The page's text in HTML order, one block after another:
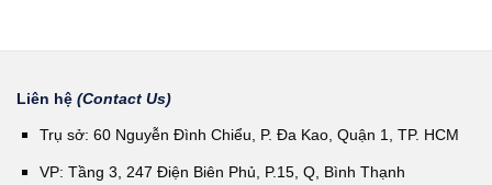
Liên hệ (Contact Us)
Trụ sở: 60 Nguyễn Đình Chiểu, P. Đa Kao, Quận 1, TP. HCM
VP: Tầng 3, 247 Điện Biên Phủ, P.15, Q, Bình Thạnh